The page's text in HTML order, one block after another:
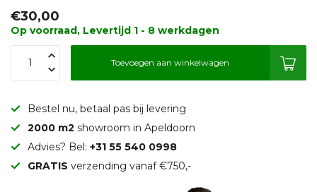
€30,00
Op voorraad, Levertijd 1 - 8 werkdagen
Toevoegen aan winkelwagen
Bestel nu, betaal pas bij levering
2000 m2 showroom in Apeldoorn
Advies? Bel: +31 55 540 0998
GRATIS verzending vanaf €750,-